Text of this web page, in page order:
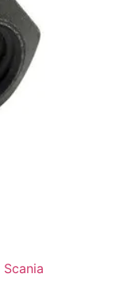
Scania